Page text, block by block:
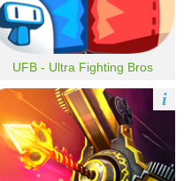
UFB - Ultra Fighting Bros
i